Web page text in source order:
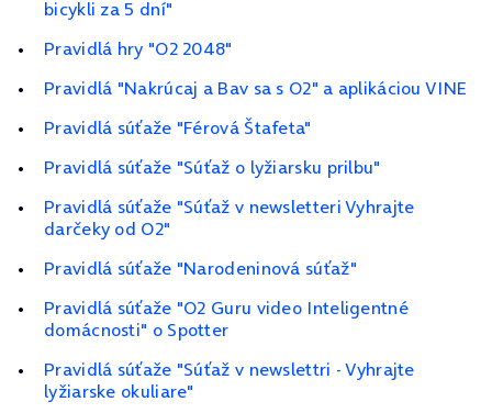
bicykli za 5 dní"
Pravidlá hry "O2 2048"
Pravidlá "Nakrúcaj a Bav sa s O2" a aplikáciou VINE
Pravidlá súťaže "Férová Štafeta"
Pravidlá súťaže "Súťaž o lyžiarsku prilbu"
Pravidlá súťaže "Súťaž v newsletteri Vyhrajte
darčeky od O2"
Pravidlá súťaže "Narodeninová súťaž"
Pravidlá súťaže "O2 Guru video Inteligentné
domácnosti" o Spotter
Pravidlá súťaže "Súťaž v newslettri - Vyhrajte
lyžiarske okuliare"